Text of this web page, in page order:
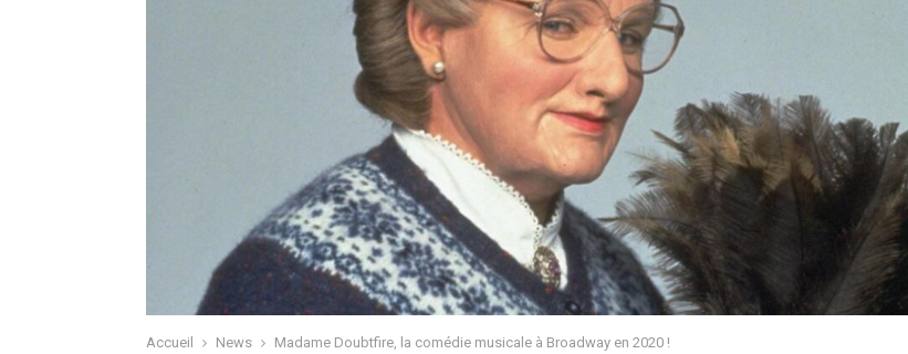
Accueil News Madame Doubtfire, la comédie musicale à Broadway en 2020 !